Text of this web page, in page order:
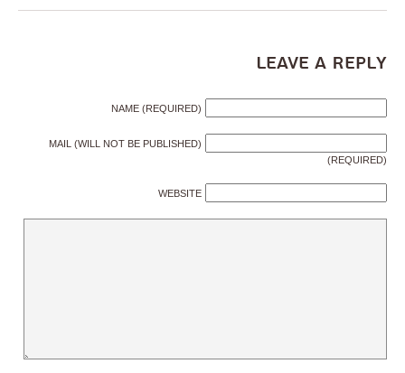
Leave a Reply
NAME (REQUIRED)
MAIL (WILL NOT BE PUBLISHED)
(REQUIRED)
WEBSITE